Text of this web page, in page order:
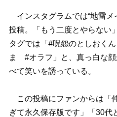
インスタグラムでは“地雷メ
投稿。「もう二度とやらない
タグでは「#呪怨のとしお
ま #オラフ」と、真っ白な
べて笑いを誘っている。
この投稿にファンからは「
ぎて永久保存版です」「30代